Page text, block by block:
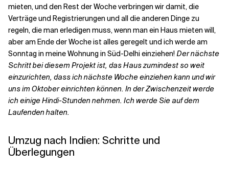
mieten, und den Rest der Woche verbringen wir damit, die
Verträge und Registrierungen und all die anderen Dinge zu
regeln, die man erledigen muss, wenn man ein Haus mieten will,
aber am Ende der Woche ist alles geregelt und ich werde am
Sonntag in meine Wohnung in Süd-Delhi einziehen! Der nächste
Schritt bei diesem Projekt ist, das Haus zumindest so weit
einzurichten, dass ich nächste Woche einziehen kann und wir
uns im Oktober einrichten können. In der Zwischenzeit werde
ich einige Hindi-Stunden nehmen. Ich werde Sie auf dem
Laufenden halten.
Umzug nach Indien: Schritte und
Überlegungen